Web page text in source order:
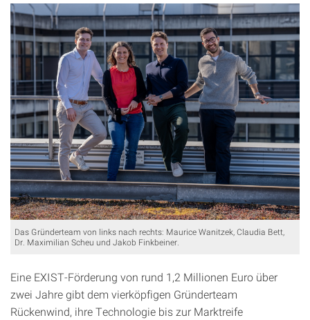
Das Gründerteam von links nach rechts: Maurice Wanitzek, Claudia Bett,
Dr. Maximilian Scheu und Jakob Finkbeiner.
Eine EXIST-Förderung von rund 1,2 Millionen Euro über
zwei Jahre gibt dem vierköpfigen Gründerteam
Rückenwind, ihre Technologie bis zur Marktreife